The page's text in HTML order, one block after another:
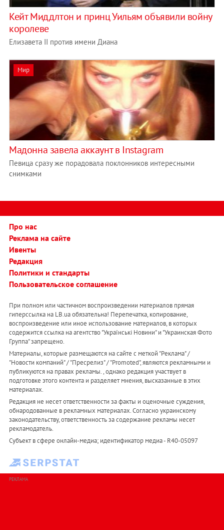
Кейт Миддлтон и принц Уильям объявили войну
королеве
Елизавета II против имени Диана
Мир
Мадонна завела аккаунт в Instagram
Певица сразу же порадовала поклонников интересными
снимками
Про нас
Реклама на сайте
Ивенты
Редакция
Политики и стандарты
Пользовательское соглашение
При полном или частичном воспроизведении материалов прямая
гиперссылка на LB.ua обязательна! Перепечатка, копирование,
воспроизведение или иное использование материалов, в которых
содержится ссылка на агентство "Українськi Новини" и "Украинская Фото
Группа" запрещено.
Материалы, которые размещаются на сайте с меткой "Реклама" /
"Новости компаний" / "Пресрелиз" / "Promoted", являются рекламными и
публикуются на правах рекламы. , однако редакция участвует в
подготовке этого контента и разделяет мнения, высказанные в этих
материалах.
Редакция не несет ответственности за факты и оценочные суждения,
обнародованные в рекламных материалах. Согласно украинскому
законодательству, ответственность за содержание рекламы несет
рекламодатель.
Субъект в сфере онлайн-медиа; идентификатор медиа - R40-05097
РЕКЛАМА